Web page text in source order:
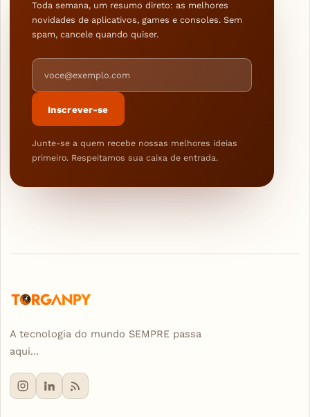
Toda semana, um resumo direto: as melhores
novidades de aplicativos, games e consoles. Sem
spam, cancele quando quiser.
Endereço de e-mail
Inscrever-se
Junte-se a quem recebe nossas melhores ideias
primeiro. Respeitamos sua caixa de entrada.
A tecnologia do mundo SEMPRE passa
aqui...